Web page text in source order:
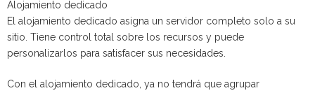
Alojamiento dedicado
El alojamiento dedicado asigna un servidor completo solo a su
sitio. Tiene control total sobre los recursos y puede
personalizarlos para satisfacer sus necesidades.
Con el alojamiento dedicado, ya no tendrá que agrupar